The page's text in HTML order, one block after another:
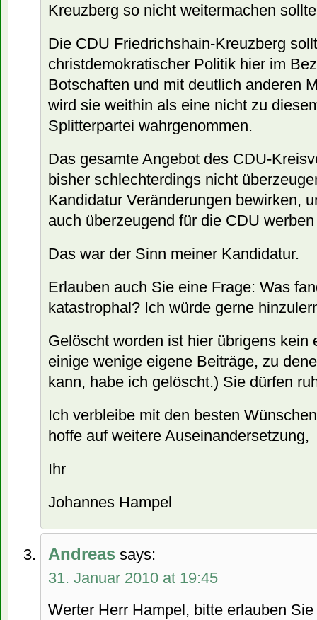
Kreuzberg so nicht weitermachen
Die CDU Friedrichshain-Kreuzberg
christdemokratischer Politik hier im
Botschaften und mit deutlich anderen
wird sie weithin als eine nicht zu
Splitterpartei wahrgenommen.
Das gesamte Angebot des CDU-
bisher schlechterdings nicht
Kandidatur Veränderungen bewirken,
auch überzeugend für die CDU
Das war der Sinn meiner Kandidatur.
Erlauben auch Sie eine Frage: Was
katastrophal? Ich würde gerne
Gelöscht worden ist hier übrigens kein
einige wenige eigene Beiträge, zu
kann, habe ich gelöscht.) Sie dürfen
Ich verbleibe mit den besten
hoffe auf weitere Auseinandersetzung,
Ihr
Johannes Hampel
Andreas says:
31. Januar 2010 at 19:45
Werter Herr Hampel, bitte erlauben